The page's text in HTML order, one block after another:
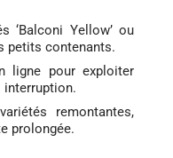
‘Balconi Yellow’ ou
petits contenants.
ligne pour exploiter
interruption.
remontantes,
prolongée.